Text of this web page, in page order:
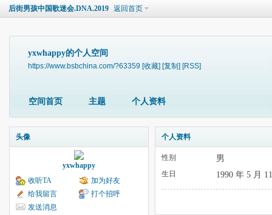
后街男孩中国歌迷会.DNA.2019 返回首页
yxwhappy的个人空间
https://www.bsbchina.com/?63359 [收藏] [复制] [RSS]
空间首页 主题 个人资料
头像
yxwhappy
收听TA
加为好友
给我留言
打个招呼
发送消息
个人资料
性别 男
生日 1990 年 5 月